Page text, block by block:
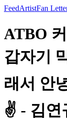
FeedArtistFan
ATBO
갑자기
래서 안
✌️ - 김연